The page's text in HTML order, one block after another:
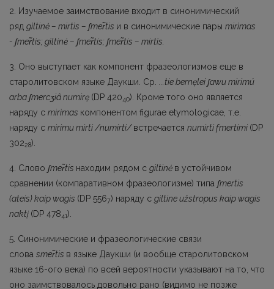
2. Изучаемое заимствование входит в синонимический
ряд gìltinė – mirtìs – ʃmertis и в синони­мические пары mirìmas
- ʃmertis; gìltinė – ʃmertis; ʃmertis – mirtis
3. Оно выступает как компонент фразеологизмов еще в
старолитовском языке Даукши. Ср.
...tie bernęlei ʃawumirimú
arba ʃmercʒiânumirę (DP 42040). Кроме того оно является
наряду с mirìmas компонентом figurae etymologicae, т.е.
наряду с mirimu mirti /numirti/встречается numir­ti fmertimi (DP
30228).
4. Слово ʃmer̃tis находим рядом с giltinė в устойчивом
сравнении (компаративном фразеоло­гизме) типа ʃmertis
(ateis) kaip wagis (DP 5567) наряду c giltine užstropus kaip wagis
naktį (DP 47841).
5. Синонимические и фразеологические связи
слова smertis в языке Даукши (и вообще старо­литовском
языке 16-ого века) по всей вероятности указывают на то, что
оно заимствовалось довольно рано (видимо не позже